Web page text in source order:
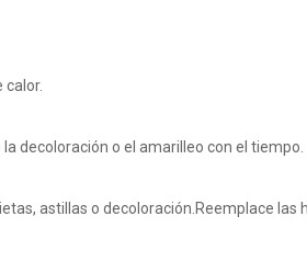
calor.
decoloración o el amarilleo con el tiempo.
astillas o decoloración.Reemplace